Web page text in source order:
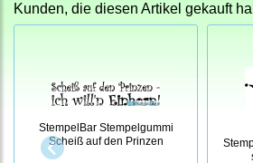
Kunden, die diesen Artikel gekauft
StempelBar Stempelgummi
Scheiß auf den Prinzen